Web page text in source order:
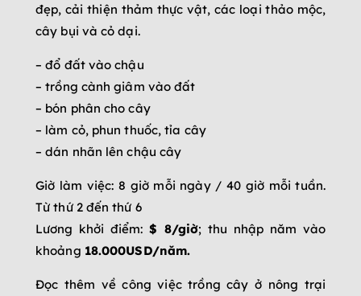
đẹp, cải thiện thảm thực vật, các loại thảo mộc,
cây bụi và cỏ dại.
– đổ đất vào chậu
– trồng cành giâm vào đất
– bón phân cho cây
– làm cỏ, phun thuốc, tỉa cây
– dán nhãn lên chậu cây
Giờ làm việc: 8 giờ mỗi ngày / 40 giờ mỗi tuần.
Từ thứ 2 đến thứ 6
Lương khởi điểm:$ 8/giờ; thu nhập năm vào
khoảng 18.000USD/năm.
Đọc thêm về công việc trồng cây ở nông trại